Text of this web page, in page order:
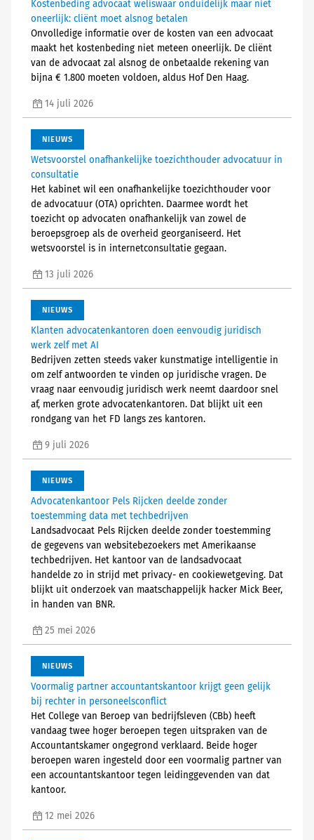
Kostenbeding advocaat weliswaar onduidelijk maar niet
oneerlijk: cliënt moet alsnog betalen
Onvolledige informatie over de kosten van een advocaat
maakt het kostenbeding niet meteen oneerlijk. De cliënt
van de advocaat zal alsnog de onbetaalde rekening van
bijna € 1.800 moeten voldoen, aldus Hof Den Haag.
14 juli 2026
NIEUWS
Wetsvoorstel onafhankelijke toezichthouder advocatuur in
consultatie
Het kabinet wil een onafhankelijke toezichthouder voor
de advocatuur (OTA) oprichten. Daarmee wordt het
toezicht op advocaten onafhankelijk van zowel de
beroepsgroep als de overheid georganiseerd. Het
wetsvoorstel is in internetconsultatie gegaan.
13 juli 2026
NIEUWS
Klanten advocatenkantoren doen eenvoudig juridisch
werk zelf met AI
Bedrijven zetten steeds vaker kunstmatige intelligentie in
om zelf antwoorden te vinden op juridische vragen. De
vraag naar eenvoudig juridisch werk neemt daardoor snel
af, merken grote advocatenkantoren. Dat blijkt uit een
rondgang van het FD langs zes kantoren.
9 juli 2026
NIEUWS
Advocatenkantoor Pels Rijcken deelde zonder
toestemming data met techbedrijven
Landsadvocaat Pels Rijcken deelde zonder toestemming
de gegevens van websitebezoekers met Amerikaanse
techbedrijven. Het kantoor van de landsadvocaat
handelde zo in strijd met privacy- en cookiewetgeving. Dat
blijkt uit onderzoek van maatschappelijk hacker Mick Beer,
in handen van BNR.
25 mei 2026
NIEUWS
Voormalig partner accountantskantoor krijgt geen gelijk
bij rechter in personeelsconflict
Het College van Beroep van bedrijfsleven (CBb) heeft
vandaag twee hoger beroepen tegen uitspraken van de
Accountantskamer ongegrond verklaard. Beide hoger
beroepen waren ingesteld door een voormalig partner van
een accountantskantoor tegen leidinggevenden van dat
kantoor.
12 mei 2026